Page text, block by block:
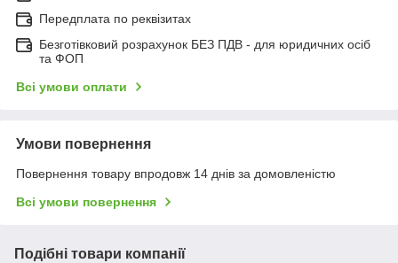
Передплата по реквізитах
Безготівковий розрахунок БЕЗ ПДВ - для юридичних осіб
та ФОП
Всі умови оплати
Умови повернення
Повернення товару впродовж 14 днів за домовленістю
Всі умови повернення
Подібні товари компанії